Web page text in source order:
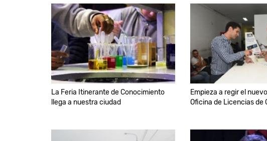
La Feria Itinerante de Conocimiento
llega a nuestra ciudad
Empieza a regir el
Oficina de Licencias de